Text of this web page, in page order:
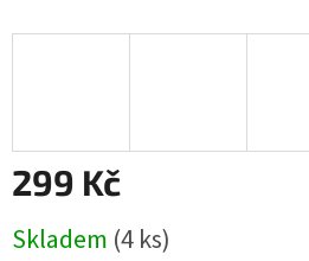
299 Kč
cena:
Skladem (4 ks)